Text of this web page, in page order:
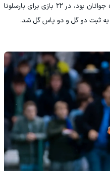
شین کلایورت با وجود اینکه هنوز در رده جوانان بود، در ۲۲ بازی برای بارسلونا
ثبت دو گل و دو پاس گل شد.